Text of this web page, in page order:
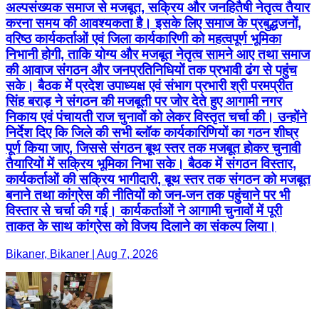
अल्पसंख्यक समाज से मजबूत, सक्रिय और जनहितैषी नेतृत्व तैयार
करना समय की आवश्यकता है। इसके लिए समाज के प्रबुद्धजनों,
वरिष्ठ कार्यकर्ताओं एवं जिला कार्यकारिणी को महत्वपूर्ण भूमिका
निभानी होगी, ताकि योग्य और मजबूत नेतृत्व सामने आए तथा समाज
की आवाज संगठन और जनप्रतिनिधियों तक प्रभावी ढंग से पहुंच
सके। बैठक में प्रदेश उपाध्यक्ष एवं संभाग प्रभारी श्री परमप्रीत
सिंह बराड़ ने संगठन की मजबूती पर जोर देते हुए आगामी नगर
निकाय एवं पंचायती राज चुनावों को लेकर विस्तृत चर्चा की। उन्होंने
निर्देश दिए कि जिले की सभी ब्लॉक कार्यकारिणियों का गठन शीघ्र
पूर्ण किया जाए, जिससे संगठन बूथ स्तर तक मजबूत होकर चुनावी
तैयारियों में सक्रिय भूमिका निभा सके। बैठक में संगठन विस्तार,
कार्यकर्ताओं की सक्रिय भागीदारी, बूथ स्तर तक संगठन को मजबूत
बनाने तथा कांग्रेस की नीतियों को जन-जन तक पहुंचाने पर भी
विस्तार से चर्चा की गई। कार्यकर्ताओं ने आगामी चुनावों में पूरी
ताकत के साथ कांग्रेस को विजय दिलाने का संकल्प लिया।
Bikaner, Bikaner | Aug 7, 2026